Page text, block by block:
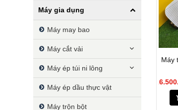
Máy
Máy gia dụng
Máy may bao
Máy cắt vải
Máy ép túi ni lông
Máy ép dầu thực vật
Máy trộn bột